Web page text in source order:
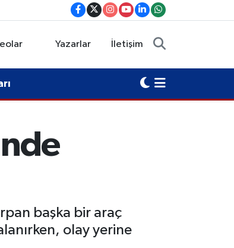
Yazarlar İletişim
başka bir araç
olay yerine